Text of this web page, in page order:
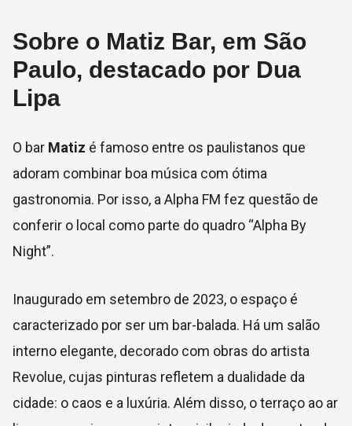
Sobre o Matiz Bar, em São
Paulo, destacado por Dua
Lipa
O bar Matiz é famoso entre os paulistanos que
adoram combinar boa música com ótima
gastronomia. Por isso, a Alpha FM fez questão de
conferir o local como parte do quadro “Alpha By
Night”.
Inaugurado em setembro de 2023, o espaço é
caracterizado por ser um bar-balada. Há um salão
interno elegante, decorado com obras do artista
Revolue, cujas pinturas refletem a dualidade da
cidade: o caos e a luxúria. Além disso, o terraço ao ar